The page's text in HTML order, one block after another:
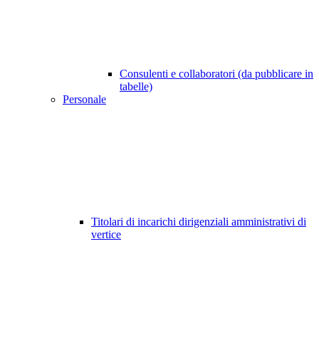
Consulenti e collaboratori (da pubblicare in
tabelle)
Personale
Titolari di incarichi dirigenziali amministrativi di
vertice